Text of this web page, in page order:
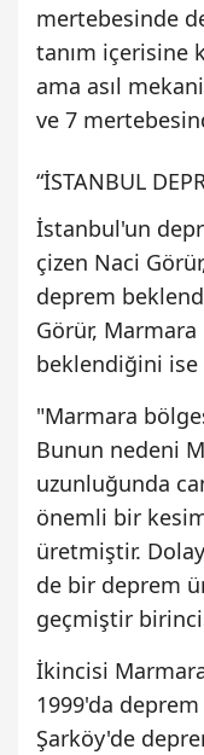
mertebesinde
tanım içerisine
ama asıl
ve 7
“İSTANBUL
İstanbul'un
çizen Naci
deprem
Görür,
beklendiğini ise
"Marmara
Bunun nedeni
uzunluğunda
önemli bir
üretmiştir.
de bir deprem
geçmiştir
İkincisi
1999'da
Şarköy'de